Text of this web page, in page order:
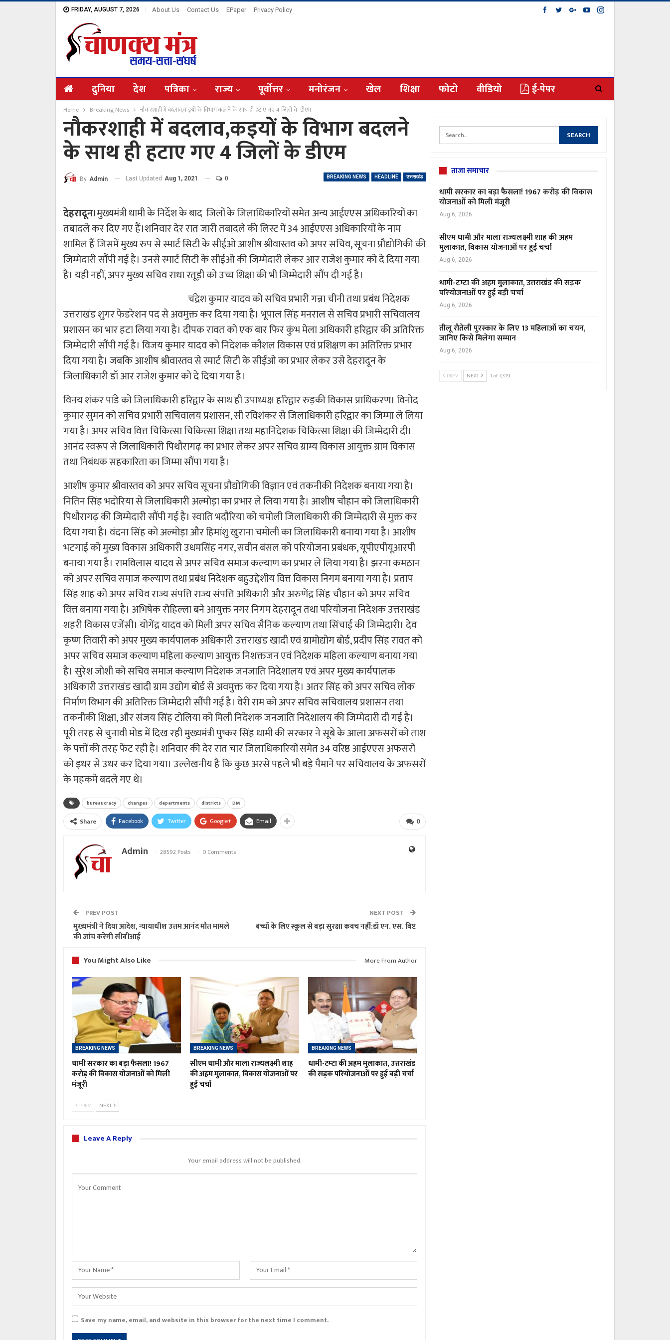
FRIDAY, AUGUST 7, 2026 About Us Contact Us EPaper Privacy Policy
दुनिया देश पत्रिका राज्य पूर्वोत्तर मनोरंजन खेल शिक्षा फोटो वीडियो ई-पेपर
Home Breaking News नौकरशाही में बदलाव,कइयों के विभाग बदलने के साथ ही हटाए गए 4 जिलों के डीएम
नौकरशाही में बदलाव,कइयों के विभाग बदलने
के साथ ही हटाए गए 4 जिलों के डीएम
BREAKING NEWS HEADLINE उत्तराखंड
By Admin Last Updated Aug 1, 2021 0
देहरादून।मुख्यमंत्री धामी के निर्देश के बाद जिलों के जिलाधिकारियों समेत अन्य आईएएस अधिकारियों का
तबादले कर दिए गए हैं।शनिवार देर रात जारी तबादले की लिस्ट में 34 आईएएस अधिकारियों के नाम
शामिल हैं जिसमें मुख्य रुप से स्मार्ट सिटी के सीईओ आशीष श्रीवास्तव को अपर सचिव, सूचना प्रौद्योगिकी की
जिम्मेदारी सौंपी गई है। उनसे स्मार्ट सिटी के सीईओ की जिम्मेदारी लेकर आर राजेश कुमार को दे दिया गया
है। यही नहीं, अपर मुख्य सचिव राधा रतूड़ी को उच्च शिक्षा की भी जिम्मेदारी सौंप दी गई है।
चंद्रेश कुमार यादव को सचिव प्रभारी गन्ना चीनी तथा प्रबंध निदेशक
उत्तराखंड शुगर फेडरेशन पद से अवमुक्त कर दिया गया है। भूपाल सिंह मनराल से सचिव प्रभारी सचिवालय
प्रशासन का भार हटा लिया गया है। दीपक रावत को एक बार फिर कुंभ मेला अधिकारी हरिद्वार की अतिरिक्त
जिम्मेदारी सौंपी गई है। विजय कुमार यादव को निदेशक कौशल विकास एवं प्रशिक्षण का अतिरिक्त प्रभार
दिया गया है। जबकि आशीष श्रीवास्तव से स्मार्ट सिटी के सीईओ का प्रभार लेकर उसे देहरादून के
जिलाधिकारी डॉ आर राजेश कुमार को दे दिया गया है।
विनय शंकर पांडे को जिलाधिकारी हरिद्वार के साथ ही उपाध्यक्ष हरिद्वार रुड़की विकास प्राधिकरण। विनोद
कुमार सुमन को सचिव प्रभारी सचिवालय प्रशासन, सी रविशंकर से जिलाधिकारी हरिद्वार का जिम्मा ले लिया
गया है। अपर सचिव वित्त चिकित्सा चिकित्सा शिक्षा तथा महानिदेशक चिकित्सा शिक्षा की जिम्मेदारी दी।
आनंद स्वरूप से जिलाधिकारी पिथौरागढ़ का प्रभार लेकर अपर सचिव ग्राम्य विकास आयुक्त ग्राम विकास
तथा निबंधक सहकारिता का जिम्मा सौंपा गया है।
आशीष कुमार श्रीवास्तव को अपर सचिव सूचना प्रौद्योगिकी विज्ञान एवं तकनीकी निदेशक बनाया गया है।
नितिन सिंह भदोरिया से जिलाधिकारी अल्मोड़ा का प्रभार ले लिया गया है। आशीष चौहान को जिलाधिकारी
पिथौरागढ़ की जिम्मेदारी सौंपी गई है। स्वाति भदौरिया को चमोली जिलाधिकारी की जिम्मेदारी से मुक्त कर
दिया गया है। वंदना सिंह को अल्मोड़ा और हिमांशु खुराना चमोली का जिलाधिकारी बनाया गया है। आशीष
भटगाई को मुख्य विकास अधिकारी उधमसिंह नगर, सवीन बंसल को परियोजना प्रबंधक, यूपीएपीयूआरपी
बनाया गया है। रामविलास यादव से अपर सचिव समाज कल्याण का प्रभार ले लिया गया है। झरना कमठान
को अपर सचिव समाज कल्याण तथा प्रबंध निदेशक बहुउद्देशीय वित्त विकास निगम बनाया गया है। प्रताप
सिंह शाह को अपर सचिव राज्य संपत्ति राज्य संपत्ति अधिकारी और अरुणेंद्र सिंह चौहान को अपर सचिव
वित्त बनाया गया है। अभिषेक रोहिल्ला बने आयुक्त नगर निगम देहरादून तथा परियोजना निदेशक उत्तराखंड
शहरी विकास एजेंसी। योगेंद्र यादव को मिली अपर सचिव सैनिक कल्याण तथा सिंचाई की जिम्मेदारी। देव
कृष्ण तिवारी को अपर मुख्य कार्यपालक अधिकारी उत्तराखंड खादी एवं ग्रामोद्योग बोर्ड, प्रदीप सिंह रावत को
अपर सचिव समाज कल्याण महिला कल्याण आयुक्त निशक्तजन एवं निदेशक महिला कल्याण बनाया गया
है। सुरेश जोशी को सचिव समाज कल्याण निदेशक जनजाति निदेशालय एवं अपर मुख्य कार्यपालक
अधिकारी उत्तराखंड खादी ग्राम उद्योग बोर्ड से अवमुक्त कर दिया गया है। अतर सिंह को अपर सचिव लोक
निर्माण विभाग की अतिरिक्त जिम्मेदारी सौंपी गई है। वेरी राम को अपर सचिव सचिवालय प्रशासन तथा
तकनीकी शिक्षा, और संजय सिंह टोलिया को मिली निदेशक जनजाति निदेशालय की जिम्मेदारी दी गई है।
पूरी तरह से चुनावी मोड में दिख रही मुख्यमंत्री पुष्कर सिंह धामी की सरकार ने सूबे के आला अफसरों को ताश
के पत्तों की तरह फेंट रही है। शनिवार की देर रात चार जिलाधिकारियों समेत 34 वरिष्ठ आईएएस अफसरों
को इधर से उधर कर दिया गया। उल्लेखनीय है कि कुछ अरसे पहले भी बड़े पैमाने पर सचिवालय के अफसरों
के महकमे बदले गए थे।
bureaucracy changes departments districts DM
0
Share Facebook Twitter Google+ Email
Admin 28592 Posts 0 Comments
PREV POST
मुख्यमंत्री ने दिया आदेश, न्यायाधीश उत्तम आनंद मौत मामले
की जांच करेगी सीबीआई
NEXT POST
बच्चों के लिए स्कूल से बड़ा सुरक्षा कवच नहीं:डॉ एन. एस. बिष्ट
You Might Also Like More From Author
BREAKING NEWS
धामी सरकार का बड़ा फैसला! 1967
करोड़ की विकास योजनाओं को मिली
मंजूरी
BREAKING NEWS
सीएम धामी और माला राज्यलक्ष्मी शाह
की अहम मुलाकात, विकास योजनाओं पर
हुई चर्चा
BREAKING NEWS
धामी-टम्टा की अहम मुलाकात, उत्तराखंड
की सड़क परियोजनाओं पर हुई बड़ी चर्चा
PREV NEXT
Leave A Reply
Your email address will not be published.
Save my name, email, and website in this browser for the next time I comment.
ताजा समाचार
धामी सरकार का बड़ा फैसला! 1967 करोड़ की विकास
योजनाओं को मिली मंजूरी
Aug 6, 2026
सीएम धामी और माला राज्यलक्ष्मी शाह की अहम
मुलाकात, विकास योजनाओं पर हुई चर्चा
Aug 6, 2026
धामी-टम्टा की अहम मुलाकात, उत्तराखंड की सड़क
परियोजनाओं पर हुई बड़ी चर्चा
Aug 6, 2026
तीलू रौतेली पुरस्कार के लिए 13 महिलाओं का चयन,
जानिए किसे मिलेगा सम्मान
Aug 6, 2026
PREV NEXT 1 of 7,319